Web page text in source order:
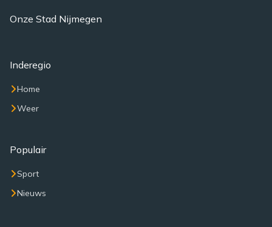
Onze Stad Nijmegen
Inderegio
Home
Weer
Populair
Sport
Nieuws